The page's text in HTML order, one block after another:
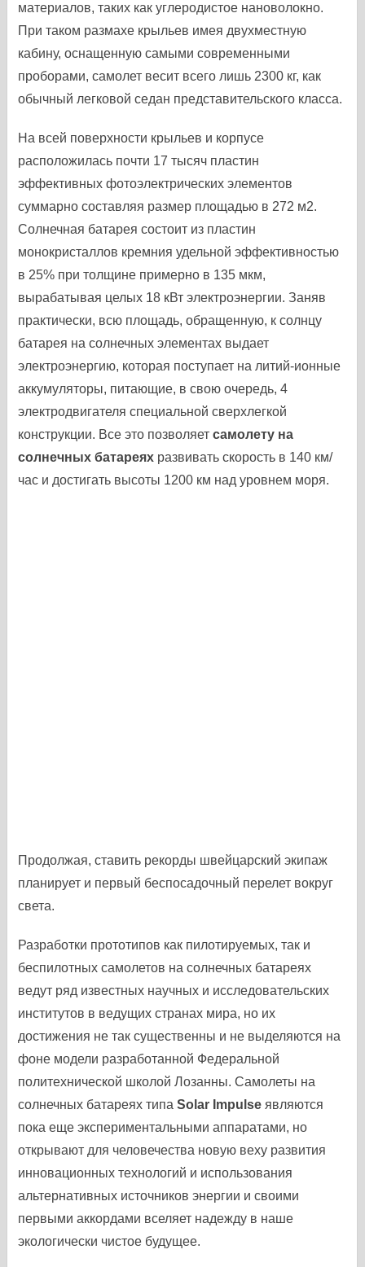
материалов, таких как углеродистое нановолокно.
При таком размахе крыльев имея двухместную
кабину, оснащенную самыми современными
проборами, самолет весит всего лишь 2300 кг, как
обычный легковой седан представительского класса.
На всей поверхности крыльев и корпусе
расположилась почти 17 тысяч пластин
эффективных фотоэлектрических элементов
суммарно составляя размер площадью в 272 м2.
Солнечная батарея состоит из пластин
монокристаллов кремния удельной эффективностью
в 25% при толщине примерно в 135 мкм,
вырабатывая целых 18 кВт электроэнергии. Заняв
практически, всю площадь, обращенную, к солнцу
батарея на солнечных элементах выдает
электроэнергию, которая поступает на литий-ионные
аккумуляторы, питающие, в свою очередь, 4
электродвигателя специальной сверхлегкой
конструкции. Все это позволяетсамолету на
солнечных батареях развивать скорость в 140 км/
час и достигать высоты 1200 км над уровнем моря.
Продолжая, ставить рекорды швейцарский экипаж
планирует и первый беспосадочный перелет вокруг
света.
Разработки прототипов как пилотируемых, так и
беспилотных самолетов на солнечных батареях
ведут ряд известных научных и исследовательских
институтов в ведущих странах мира, но их
достижения не так существенны и не выделяются на
фоне модели разработанной Федеральной
политехнической школой Лозанны. Самолеты на
солнечных батареях типаSolar Impulse являются
пока еще экспериментальными аппаратами, но
открывают для человечества новую веху развития
инновационных технологий и использования
альтернативных источников энергии и своими
первыми аккордами вселяет надежду в наше
экологически чистое будущее.